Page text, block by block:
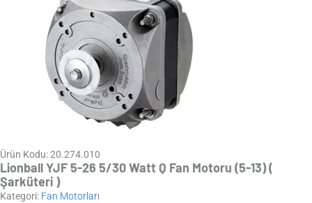
Ürün Kodu: 20.274.010
Lionball YJF 5-26 5/30 Watt Q Fan Motoru (5-13) (
Şarküteri )
Kategori: Fan Motorları